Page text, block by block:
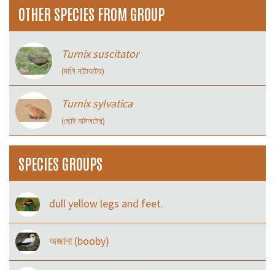
OTHER SPECIES FROM GROUP
Turnix suscitator
(দাগি নাটাবটের)
Turnix sylvatica
(ছোট নাটাবটের)
SPECIES GROUPS
dull yellow legs and feet.
অজানা (booby)